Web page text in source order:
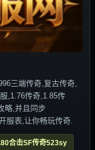
三端传奇,复古传奇,
,1.76传奇,1.85传
略,并且同步
服表,让你畅玩传奇.
合击SF传奇523sy